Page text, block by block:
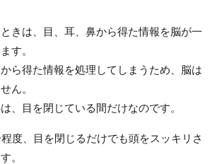
きは、目、耳、鼻から得た情報を脳が一
す。
ら得た情報を処理してしまうため、脳は
ん。
、目を閉じている間だけなのです。
度、目を閉じるだけでも頭をスッキリさ
。